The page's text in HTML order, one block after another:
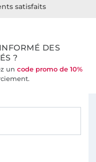
satisfaits
DES
?
un code promo de 10%